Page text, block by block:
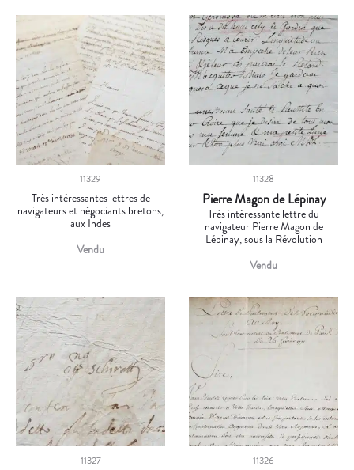
11329
Très intéressantes lettres de
navigateurs et négociants bretons,
aux Indes
Vendu
11328
Pierre Magon de Lépinay
Très intéressante lettre du
navigateur Pierre Magon de
Lépinay, sous la Révolution
Vendu
11327 11326